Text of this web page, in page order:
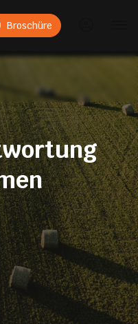
Broschüre